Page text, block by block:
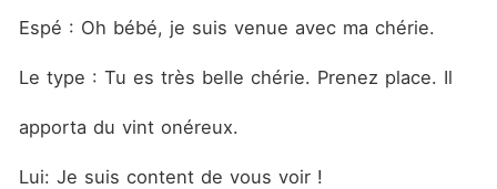
Espé : Oh bébé, je suis venue avec ma chérie.
Le type : Tu es très belle chérie. Prenez place. Il
apporta du vint onéreux.
Lui: Je suis content de vous voir !